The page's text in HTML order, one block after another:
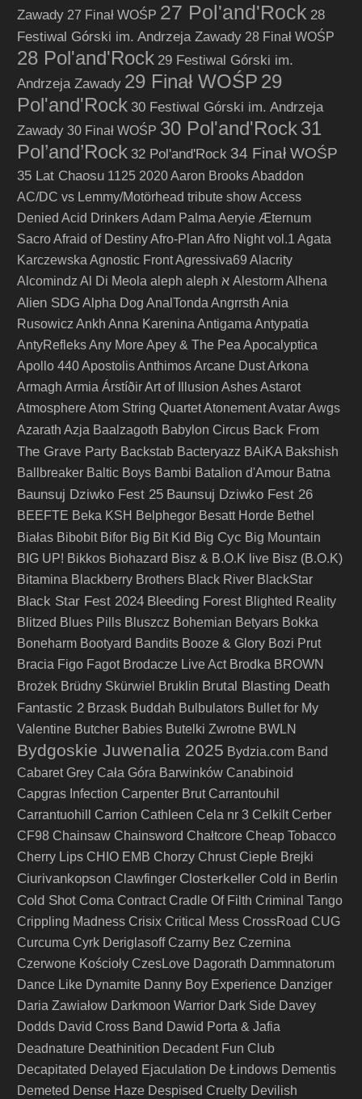
Zawady 27 Finał WOŚP 27 Pol'and'Rock 28
Festiwal Górski im. Andrzeja Zawady 28 Finał WOŚP
28 Pol'and'Rock 29 Festiwal Górski im.
Andrzeja Zawady 29 Finał WOŚP 29
Pol'and'Rock 30 Festiwal Górski im. Andrzeja
Zawady 30 Finał WOŚP 30 Pol'and'Rock31
Pol’and’Rock 32 Pol'and'Rock 34 Finał WOŚP
35 Lat Chaosu 1125 2020Aaron BrooksAbaddon
AC/DC vs Lemmy/Motörhead tribute showAccess
Denied Acid DrinkersAdam Palma Aeryie Æternum
SacroAfraid of DestinyAfro-Plan Afro Night vol.1 Agata
Karczewska Agnostic FrontAgressiva69 Alacrity
Alcomindz Al Di Meola aleph aleph א AlestormAlhena
Alien SDG Alpha Dog AnalTonda Angrrsth Ania
Rusowicz Ankh Anna Karenina Antigama Antypatia
AntyRefleksAny MoreApey & The Pea Apocalyptica
Apollo 440Apostolis AnthimosArcane DustArkona
Armagh Armia ÁrstíðirArt of Illusion AshesAstarot
AtmosphereAtom String QuartetAtonementAvatarAwgs
Azarath Azja Baalzagoth Babylon Circus Back From
The Grave Party Backstab Bacteryazz BAiKA Bakshish
Ballbreaker Baltic Boys Bambi Batalion d'Amour Batna
Baunsuj Dziwko Fest 25 Baunsuj Dziwko Fest 26
BEEFTE Beka KSH Belphegor Besatt Horde Bethel
Białas Bibobit Bifor Big Bit Kid Big Cyc Big Mountain
BIG UP! Bikkos Biohazard Bisz & B.O.K live Bisz (B.O.K)
Bitamina Blackberry Brothers Black River BlackStar
Black Star Fest 2024 Bleeding Forest Blighted Reality
Blitzed Blues Pills Bluszcz Bohemian Betyars Bokka
Boneharm Bootyard Bandits Booze & Glory Bozi Prut
Bracia Figo Fagot Brodacze Live Act Brodka BROWN
Brożek Brüdny Skürwiel Bruklin Brutal Blasting Death
Fantastic 2 Brzask Buddah Bulbulators Bullet for My
Valentine Butcher Babies Butelki Zwrotne BWLN
Bydgoskie Juwenalia 2025 Bydzia.com Band
Cabaret Grey Cała Góra Barwinków Canabinoid
Capgras Infection Carpenter Brut Carrantouhil
Carrantuohill
Carrion Cathleen Cela nr 3 Celkilt Cerber
CF98 Chainsaw Chainsword Chałtcore Cheap Tobacco
Cherry Lips CHIO EMB Chorzy Chrust Ciepłe Brejki
Ciurivankopson Clawfinger Closterkeller Cold in Berlin
Cold Shot Coma Contract Cradle Of Filth Criminal Tango
Crippling Madness Crisix Critical Mess CrossRoad CUG
Curcuma Cyrk Deriglasoff Czarny Bez Czernina
Czerwone Kościoły CzesLove Dagorath Dammnatorum
Dance Like Dynamite Danny Boy Experience Danziger
Daria Zawiałow Darkmoon Warrior Dark Side Davey
Dodds David Cross Band Dawid Porta & Jafia
Deadnature Deathinition Decadent Fun Club
Decapitated Delayed Ejaculation De Łindows Dementis
Demeted Dense Haze Despised Cruelty Devilish